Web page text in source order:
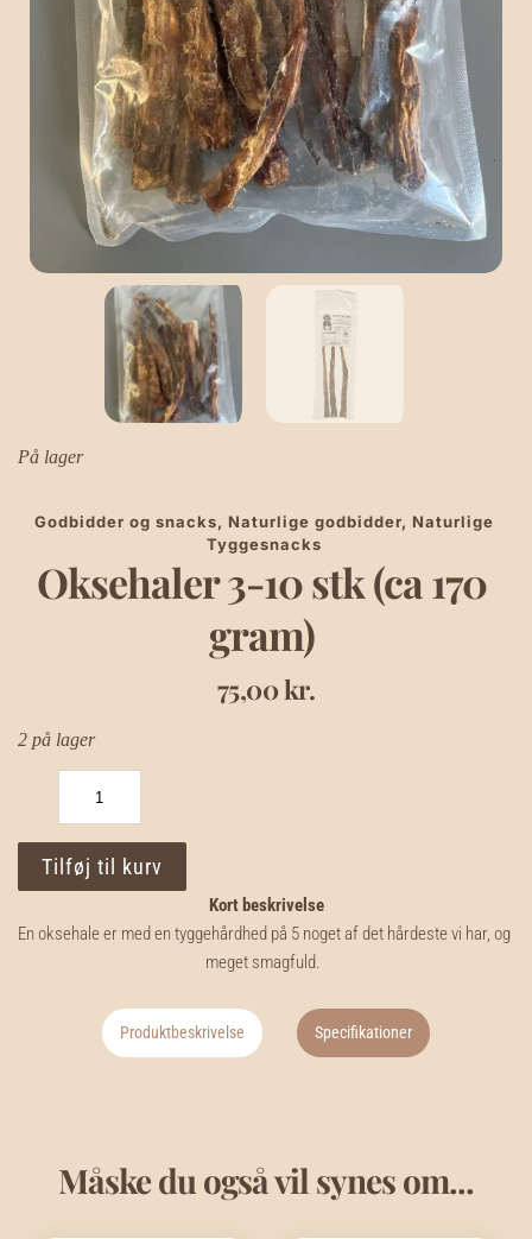
På lager
Godbidder og snacks, Naturlige godbidder, Naturlige
Tyggesnacks
Oksehaler 3-10 stk (ca 170
gram)
75,00kr.
2 på lager
10
stk
(ca
170
antal
Tilføj til kurv
Kort beskrivelse
En oksehale er med en tyggehårdhed på 5 noget af det hårdeste vi har, og
meget smagfuld.
Produktbeskrivelse Specifikationer
Måske du også vil synes om...